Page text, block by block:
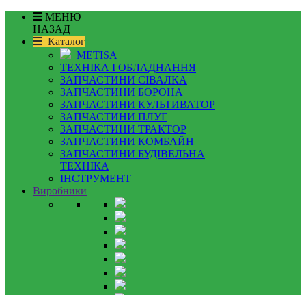
МЕНЮ
НАЗАД
Каталог
METISA
ТЕХНІКА І ОБЛАДНАННЯ
ЗАПЧАСТИНИ СІВАЛКА
ЗАПЧАСТИНИ БОРОНА
ЗАПЧАСТИНИ КУЛЬТИВАТОР
ЗАПЧАСТИНИ ПЛУГ
ЗАПЧАСТИНИ ТРАКТОР
ЗАПЧАСТИНИ КОМБАЙН
ЗАПЧАСТИНИ БУДІВЕЛЬНА
ТЕХНІКА
ІНСТРУМЕНТ
Виробники